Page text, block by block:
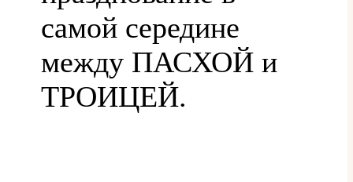
самой середине
между ПАСХОЙ и
ТРОИЦЕЙ.